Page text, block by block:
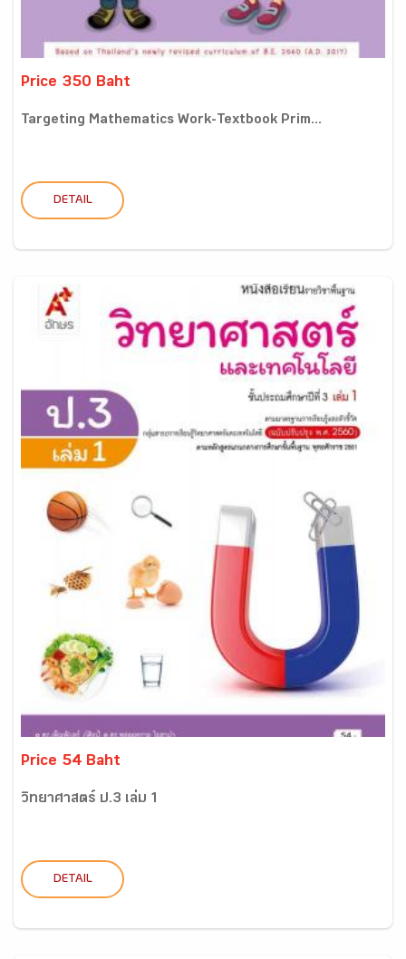
Price 350 Baht
Targeting Mathematics Work-Textbook Prim...
DETAIL
Price 54 Baht
วิทยาศาสตร์ ป.3 เล่ม 1
DETAIL